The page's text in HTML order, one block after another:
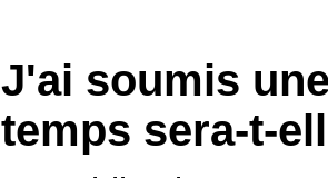
J'ai soumis
temps sera-t-